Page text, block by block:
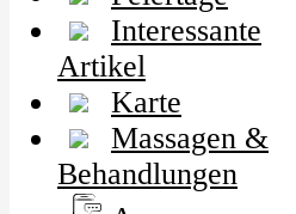
Interessante
Artikel
Karte
Massagen &
Behandlungen